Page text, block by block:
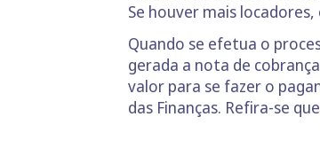
Se houver mais
Quando se efetua o
gerada a nota de
valor para se fazer o
das Finanças. Refira-se